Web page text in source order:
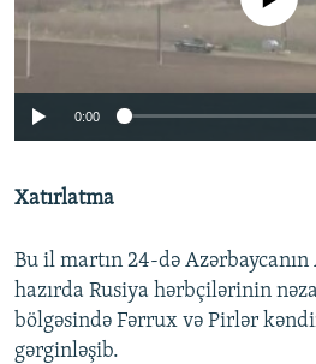
720p
0:00
Xatırlatma
Bu il martın 24-də
hazırda Rusiya hərbçilərinin
bölgəsində Fərrux və Pirlər
gərginləşib.